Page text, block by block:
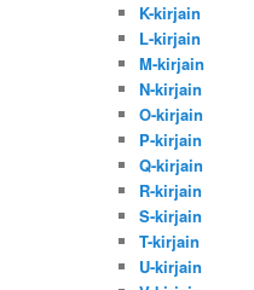
K-kirjain
L-kirjain
M-kirjain
N-kirjain
O-kirjain
P-kirjain
Q-kirjain
R-kirjain
S-kirjain
T-kirjain
U-kirjain